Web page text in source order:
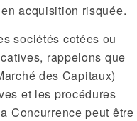
acquisition risquée.
sociétés cotées ou
rappelons que
des Capitaux)
et les procédures
Concurrence peut être